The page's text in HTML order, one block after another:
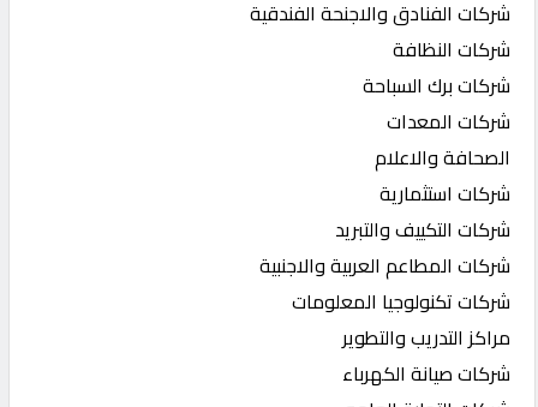
شركات الفنادق والاجنحة الفندقية
شركات النظافة
شركات برك السباحة
شركات المعدات
الصحافة والاعلام
شركات استثمارية
شركات التكييف والتبريد
شركات المطاعم العربية والاجنبية
شركات تكنولوجيا المعلومات
مراكز التدريب والتطوير
شركات صيانة الكهرباء